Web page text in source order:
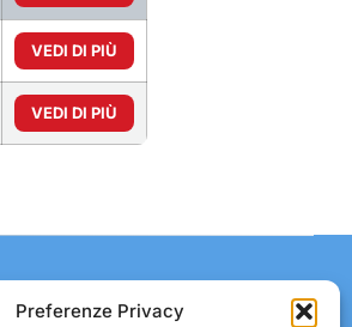
Preferenze Privacy
VEDI DI PIÙ
VEDI DI PIÙ